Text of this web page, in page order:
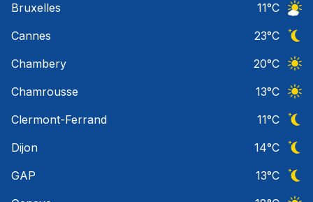
Bruxelles
11°C
Cannes
23°C
Chambery
20°C
Chamrousse
13°C
Clermont-Ferrand
11°C
Dijon
14°C
GAP
13°C